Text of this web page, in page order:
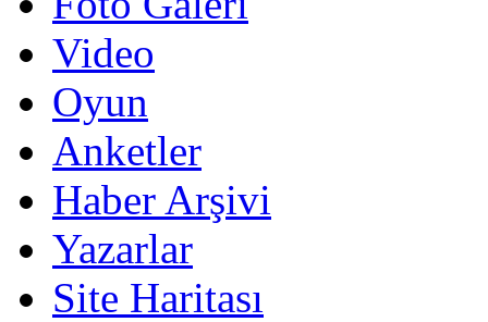
Video
Oyun
Anketler
Haber Arşivi
Yazarlar
Site Haritası